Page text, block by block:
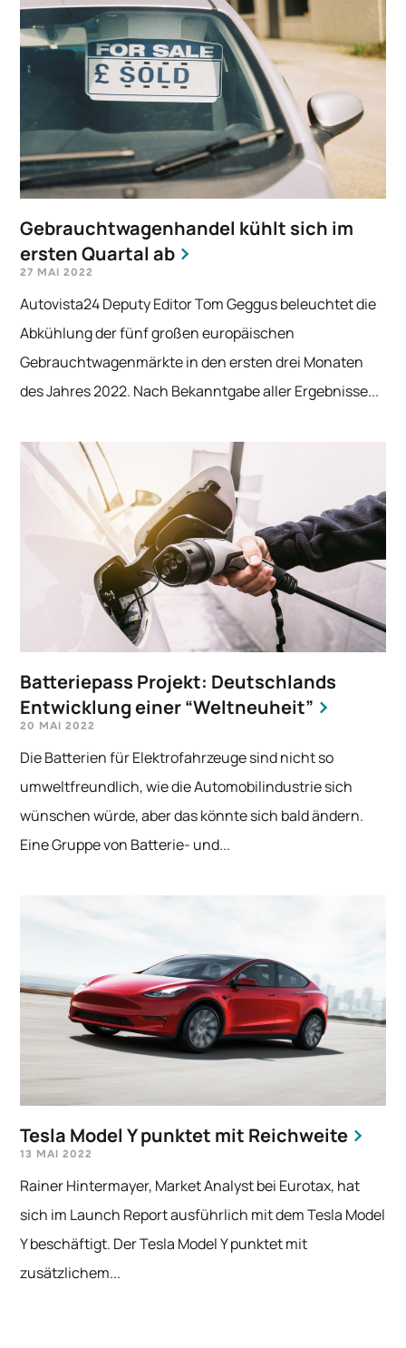
Gebrauchtwagenhandel kühlt sich im
ersten Quartal ab
27 MAI 2022
Autovista24 Deputy Editor Tom Geggus beleuchtet die
Abkühlung der fünf großen europäischen
Gebrauchtwagenmärkte in den ersten drei Monaten
des Jahres 2022. Nach Bekanntgabe aller Ergebnisse...
Batteriepass Projekt: Deutschlands
Entwicklung einer “Weltneuheit”
20 MAI 2022
Die Batterien für Elektrofahrzeuge sind nicht so
umweltfreundlich, wie die Automobilindustrie sich
wünschen würde, aber das könnte sich bald ändern.
Eine Gruppe von Batterie- und...
Tesla Model Y punktet mit Reichweite
13 MAI 2022
Rainer Hintermayer, Market Analyst bei Eurotax, hat
sich im Launch Report ausführlich mit dem Tesla Model
Y beschäftigt. Der Tesla Model Y punktet mit
zusätzlichem...